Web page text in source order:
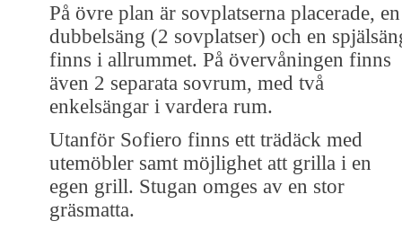
På övre plan är sovplatserna placerade, en
dubbelsäng (2 sovplatser) och en
finns i allrummet. På övervåningen finns
även 2 separata sovrum, med två
enkelsängar i vardera rum.
Utanför Sofiero finns ett trädäck med
utemöbler samt möjlighet att grilla i en
egen grill. Stugan omges av en stor
gräsmatta.